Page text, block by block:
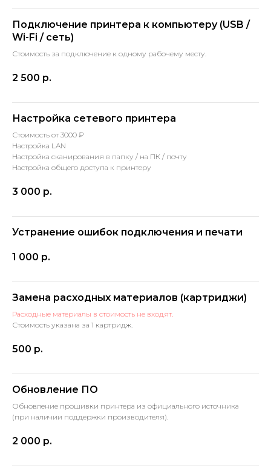
Подключение принтера к компьютеру (USB /
Wi-Fi / сеть)
Стоимость за подключение к одному рабочему месту.
2 500 р.
Настройка сетевого принтера
Стоимость от 3000 ₽
Настройка LAN
Настройка сканирования в папку / на ПК / почту
Настройка общего доступа к принтеру
3 000 р.
Устранение ошибок подключения и печати
1 000 р.
Замена расходных материалов (картриджи)
Расходные материалы в стоимость не входят.
Стоимость указана за 1 картридж.
500 р.
Обновление ПО
Обновление прошивки принтера из официального источника
(при наличии поддержки производителя).
2 000 р.